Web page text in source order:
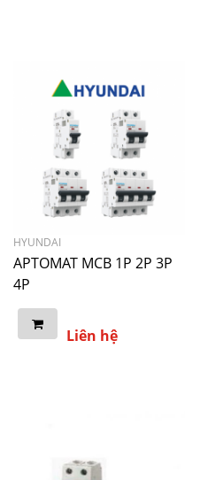
HYUNDAI
APTOMAT MCB 1P 2P 3P
4P
Liên hệ